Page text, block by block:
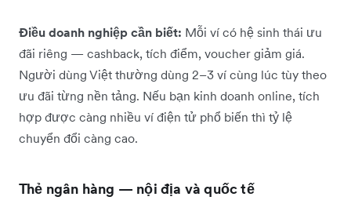
Điều doanh nghiệp cần biết: Mỗi ví có hệ sinh thái ưu
đãi riêng — cashback, tích điểm, voucher giảm giá.
Người dùng Việt thường dùng 2–3 ví cùng lúc tùy theo
ưu đãi từng nền tảng. Nếu bạn kinh doanh online, tích
hợp được càng nhiều ví điện tử phổ biến thì tỷ lệ
chuyển đổi càng cao.
Thẻ ngân hàng — nội địa và quốc tế